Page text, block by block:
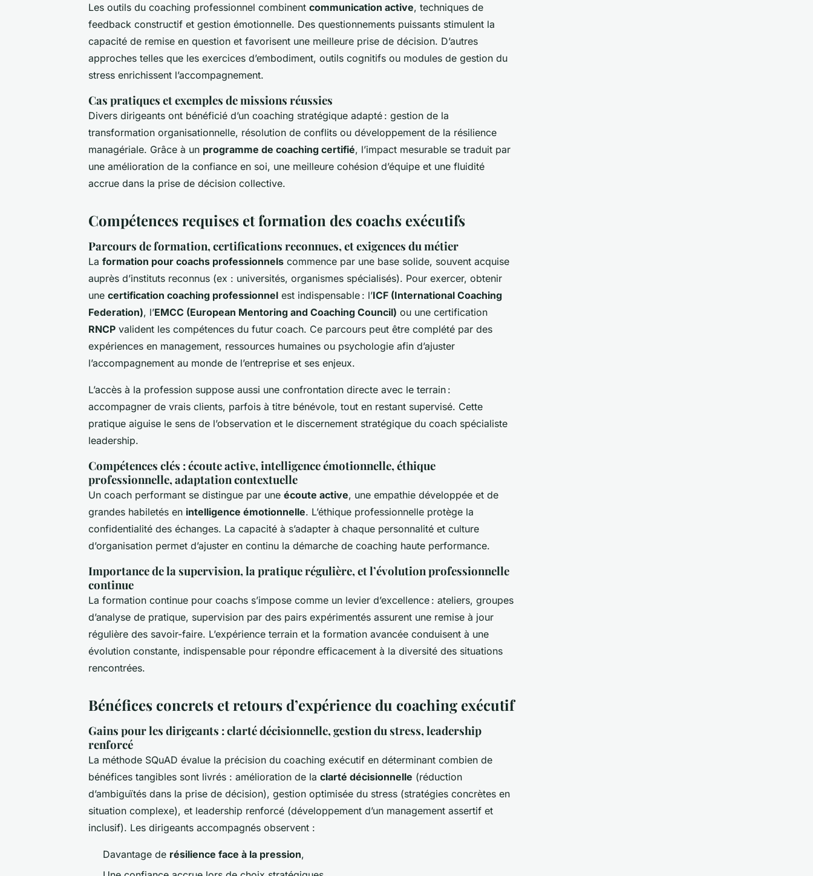
Les outils du coaching professionnel combinent communication active, techniques de
feedback constructif et gestion émotionnelle. Des questionnements puissants stimulent la
capacité de remise en question et favorisent une meilleure prise de décision. D’autres
approches telles que les exercices d’embodiment, outils cognitifs ou modules de gestion du
stress enrichissent l’accompagnement.
Cas pratiques et exemples de missions réussies
Divers dirigeants ont bénéficié d’un coaching stratégique adapté : gestion de la
transformation organisationnelle, résolution de conflits ou développement de la résilience
managériale. Grâce à un programme de coaching certifié, l’impact mesurable se traduit par
une amélioration de la confiance en soi, une meilleure cohésion d’équipe et une fluidité
accrue dans la prise de décision collective.
Compétences requises et formation des coachs exécutifs
Parcours de formation, certifications reconnues, et exigences du métier
La formation pour coachs professionnels commence par une base solide, souvent acquise
auprès d’instituts reconnus (ex : universités, organismes spécialisés). Pour exercer, obtenir
une certification coaching professionnel est indispensable : l’ICF (International Coaching
Federation), l’EMCC (European Mentoring and Coaching Council) ou une certification
RNCP valident les compétences du futur coach. Ce parcours peut être complété par des
expériences en management, ressources humaines ou psychologie afin d’ajuster
l’accompagnement au monde de l’entreprise et ses enjeux.
L’accès à la profession suppose aussi une confrontation directe avec le terrain :
accompagner de vrais clients, parfois à titre bénévole, tout en restant supervisé. Cette
pratique aiguise le sens de l’observation et le discernement stratégique du coach spécialiste
leadership.
Compétences clés : écoute active, intelligence émotionnelle, éthique
professionnelle, adaptation contextuelle
Un coach performant se distingue par une écoute active, une empathie développée et de
grandes habiletés en intelligence émotionnelle. L’éthique professionnelle protège la
confidentialité des échanges. La capacité à s’adapter à chaque personnalité et culture
d’organisation permet d’ajuster en continu la démarche de coaching haute performance.
Importance de la supervision, la pratique régulière, et l’évolution professionnelle
continue
La formation continue pour coachs s’impose comme un levier d’excellence : ateliers, groupes
d’analyse de pratique, supervision par des pairs expérimentés assurent une remise à jour
régulière des savoir-faire. L’expérience terrain et la formation avancée conduisent à une
évolution constante, indispensable pour répondre efficacement à la diversité des situations
rencontrées.
Bénéfices concrets et retours d’expérience du coaching exécutif
Gains pour les dirigeants : clarté décisionnelle, gestion du stress, leadership
renforcé
La méthode SQuAD évalue la précision du coaching exécutif en déterminant combien de
bénéfices tangibles sont livrés : amélioration de la clarté décisionnelle (réduction
d’ambiguïtés dans la prise de décision), gestion optimisée du stress (stratégies concrètes en
situation complexe), et leadership renforcé (développement d’un management assertif et
inclusif). Les dirigeants accompagnés observent :
Davantage de résilience face à la pression,